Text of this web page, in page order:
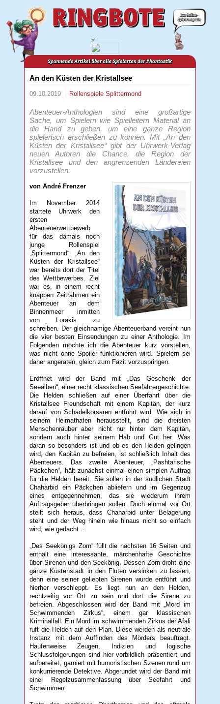
An den Küsten der Kristallsee
09.10.2019 RollenspieleSplittermond
Abenteuer-Anthologien sind eine großartige
Sache, um Spielern wie Spielleitern Material an
die Hand zu geben, um eine ganze Region
spielerisch erschließen zu können. Mit „An den
Küsten der Kristallsee“ gibt der Uhrwerk-Verlag
neuen Autoren die Chance, die Region der
Kristallsee und den angrenzenden Ländereien
vorzustellen.
von André Frenzer
Im November 2014
startete Uhrwerk den
ersten
Abenteuerwettbewerb
für das damals noch
junge Rollenspiel
„Splittermond“. „An den
Küsten der Kristallsee“
war bereits dort der Titel
des Wettbewerbes. Ziel
war es, in einem recht
knappen Zeitrahmen ein
Abenteuer an dem
Binnenmeer inmitten
von Lorakis zu
schreiben. Der gleichnamige Abenteuerband vereint nun
die vier besten Einsendungen zu einer Anthologie. Im
Folgenden möchte ich die Abenteuer kurz vorstellen,
was nicht ohne Spoiler funktionieren wird. Spielern sei
daher angeraten, gleich zum Fazit vorzuspringen.
Eröffnet wird der Band mit „Das Geschenk der
Seealben“, einer recht klassischen Seefahrergeschichte.
Die Helden schließen auf einer Überfahrt über die
Kristallsee Freundschaft mit einem Kapitän, der kurz
darauf von Schädelkorsaren entführt wird. Wie sich in
seinem Heimathafen herausstellt, sind die dreisten
Menschenräuber aber nicht nur hinter dem Kapitän,
sondern auch hinter seinem Hab und Gut her. Was
daran so besonders ist und ob es den Helden gelingen
wird, den Kapitän zu befreien, ist schließlich Inhalt des
Abenteuers. Das zweite Abenteuer, „Pashtarische
Päckchen“, hält zunächst einmal einen simplen Auftrag
für die Helden bereit. Sie sollen in der südlichen Stadt
Chaharbid ein Päckchen abliefern und im Gegenzug
eines entgegennehmen, das sie wiederum ihrem
Auftragsgeber überbringen sollen. Doch einmal vor Ort
stellt sich heraus, dass Chaharbid unter Belagerung
steht und der Weg hinein wie hinaus nicht so einfach
wird, wie gedacht …
„Des Seekönigs Zorn“ füllt die nächsten 16 Seiten und
enthält eine interessante, märchenhafte Geschichte
über Sirenen und den Seekönig. Dessen Zorn droht eine
ganze Küstenstadt in den Fluten versinken zu lassen,
denn eine seiner geliebten Sirenen wurde entführt und
hierher verschleppt. Es liegt nun an den Helden,
rechtzeitig vor Ort zu sein und dort die Sirene zu
befreien. Abgeschlossen wird der Band mit „Mord im
Schwimmenden Zirkus“, einem gar klassischen
Kriminalfall. Ein Mord im schwimmenden Zirkus der Afali
ruft die Helden auf den Plan. Diese werden als neutrale
Instanz mit dem Auffinden des Mörders beauftragt.
Haufenweise Zeugen, Indizien und logische
Schlussfolgerungen sind hier vorbildlich präsentiert und
aufbereitet, garniert mit humoristischen Szenen rund um
konkurrierende Detektive. Abgerundet wird der Band mit
einer Regelzusammenfassung über Seefahrt und
Schwimmen.